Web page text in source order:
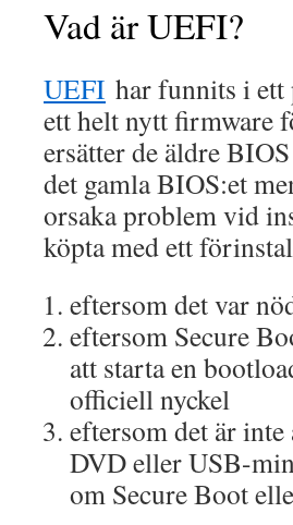
Vad är UEFI?
UEFI har funnits i ett
ett helt nytt firmware
ersätter de äldre
det gamla BIOS:et
orsaka problem vid
köpta med ett
eftersom det var
eftersom Secure
att starta en
officiell nyckel
eftersom det är
DVD eller USB-
om Secure Boot